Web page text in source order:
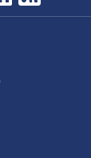
RSS